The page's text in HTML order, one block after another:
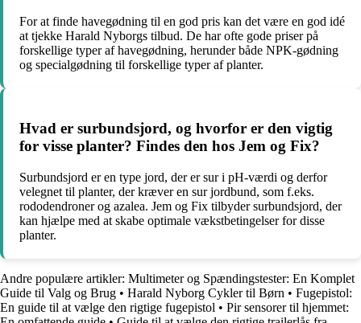
For at finde havegødning til en god pris kan det være en god idé
at tjekke Harald Nyborgs tilbud. De har ofte gode priser på
forskellige typer af havegødning, herunder både NPK-gødning
og specialgødning til forskellige typer af planter.
Hvad er surbundsjord, og hvorfor er den vigtig
for visse planter? Findes den hos Jem og Fix?
Surbundsjord er en type jord, der er sur i pH-værdi og derfor
velegnet til planter, der kræver en sur jordbund, som f.eks.
rododendroner og azalea. Jem og Fix tilbyder surbundsjord, der
kan hjælpe med at skabe optimale vækstbetingelser for disse
planter.
Andre populære artikler: Multimeter og Spændingstester: En Komplet
Guide til Valg og Brug • Harald Nyborg Cykler til Børn • Fugepistol:
En guide til at vælge den rigtige fugepistol • Pir sensorer til hjemmet: